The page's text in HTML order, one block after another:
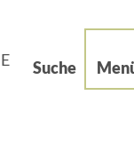
Suche
Leichte Sprache